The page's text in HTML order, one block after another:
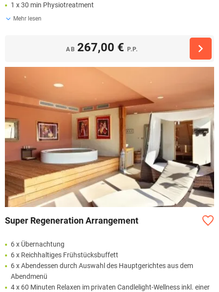
1 x 30 min Physiotreatment
Mehr lesen
AB 267,00 € P.P.
Super Regeneration Arrangement
6 x Übernachtung
6 x Reichhaltiges Frühstücksbuffett
6 x Abendessen durch Auswahl des Hauptgerichtes aus dem
Abendmenü
4 x 60 Minuten Relaxen im privaten Candlelight-Wellness inkl. einer